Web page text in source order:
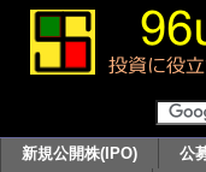
新規公開株(IPO) 公